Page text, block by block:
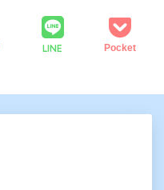
LINE Pocket